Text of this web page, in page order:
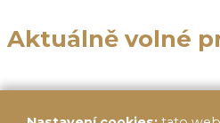
Aktuálně volné